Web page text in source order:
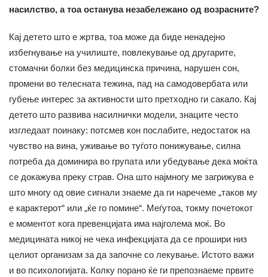
насилство, а тоа останува незабележано од возрасните?
Кај детето што е жртва, тоа може да биде ненадејно
избегнување на училиште, повлекување од другарите,
стомачни болки без медицинска причина, нарушен сон,
промени во телесната тежина, пад на самодовербата или
губење интерес за активности што претходно ги сакало. Кај
детето што развива насилнички модели, знаците често
изгледаат поинаку: потсмев кон послабите, недостаток на
чувство на вина, уживање во туѓото понижување, силна
потреба да доминира во групата или убедување дека моќта
се докажува преку страв. Она што најмногу ме загрижува е
што многу од овие сигнали знаеме да ги наречеме „таков му
е карактерот“ или „ќе го помине“. Меѓутоа, токму почетокот
е моментот кога превенцијата има најголема моќ. Во
медицината никој не чека инфекцијата да се прошири низ
целиот организам за да започне со лекување. Истото важи
и во психологијата. Колку порано ќе ги препознаеме првите